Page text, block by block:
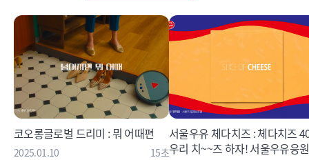
코오롱글로벌 드리미 : 뭐 어때편
2025.01.10 15초
서울우유 체다치즈 : 체다치즈
우리 치~~즈 하자! 서울우유응